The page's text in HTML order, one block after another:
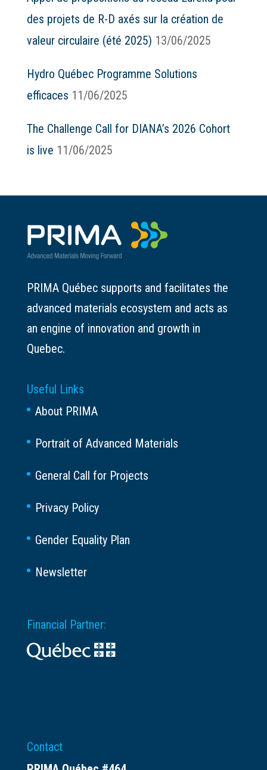
des projets de R-D axés sur la création de
valeur circulaire (été 2025) 13/06/2025
Hydro Québec Programme Solutions
efficaces 11/06/2025
The Challenge Call for DIANA’s 2026 Cohort
is live 11/06/2025
PRIMA Québec supports and facilitates the
advanced materials ecosystem and acts as
an engine of innovation and growth in
Quebec.
Useful Links
About PRIMA
Portrait of Advanced Materials
General Call for Projects
Privacy Policy
Gender Equality Plan
Newsletter
Financial Partner:
Contact